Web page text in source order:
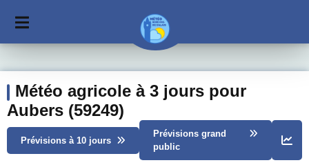
Météo agricole à 3 jours pour
Aubers (59249)
Prévisions à 10 jours
Prévisions grand
public